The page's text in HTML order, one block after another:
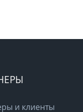
и клиенты